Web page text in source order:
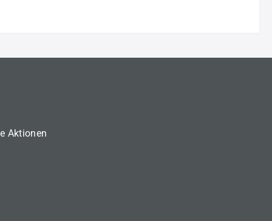
Aktionen